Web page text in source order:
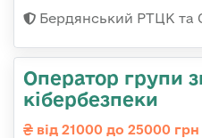
Бердянський РТЦК та
Оператор групи
кібербезпеки
від 21000 до 25000 грн